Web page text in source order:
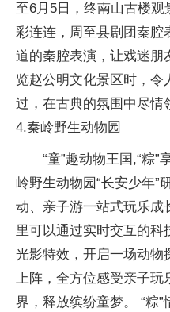
至6月5日，终南山古楼
彩连连，周至县剧团秦腔
道的秦腔表演，让戏迷朋
览赵公明文化景区时，
过，在古典的氛围中尽情
4.秦岭野生动物园
“童”趣动物王国,“粽
岭野生动物园“长安少年”
动、亲子游一站式玩乐成
里可以通过实时交互的科
光影特效，开启一场动物
上阵，全方位感受亲子玩
界，释放缤纷童梦。 “粽